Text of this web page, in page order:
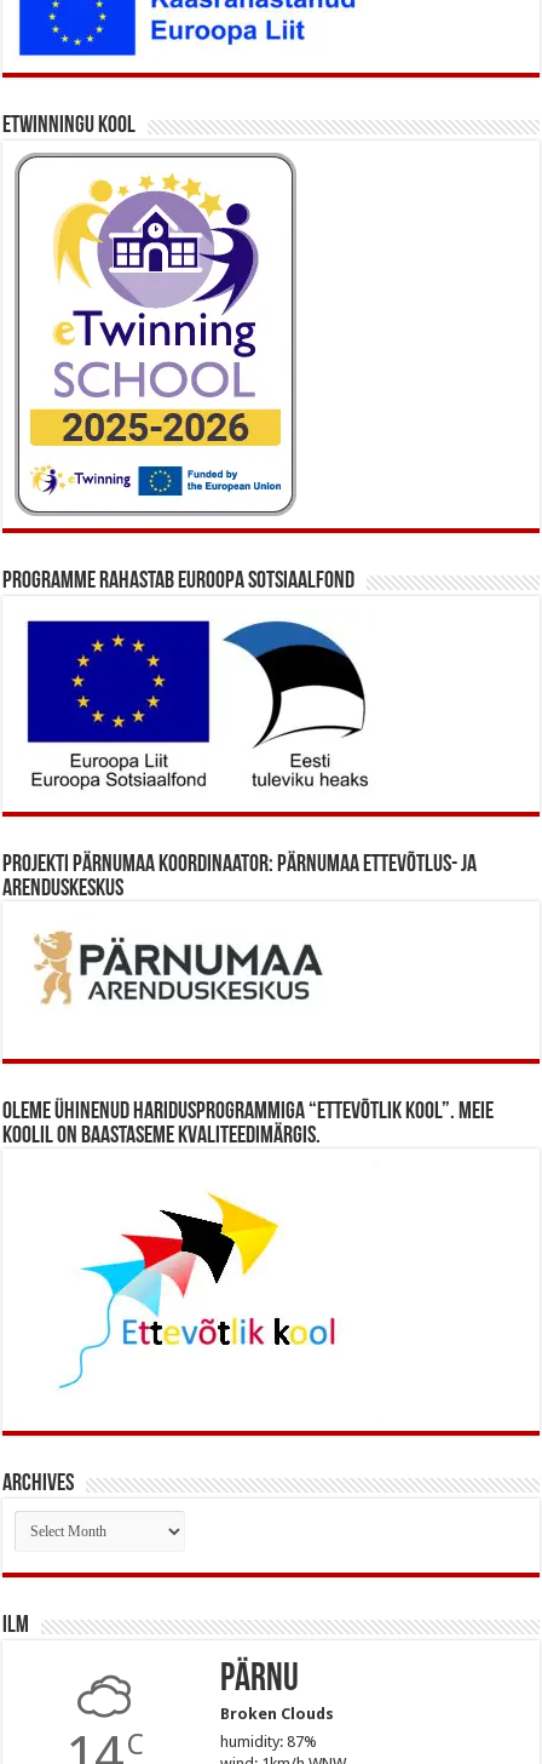
eTwinningu kool
Programme rahastab Euroopa Sotsiaalfond
Projekti Pärnumaa koordinaator: Pärnumaa Ettevõtlus- ja
Arenduskeskus
Oleme ühinenud haridusprogrammiga “Ettevõtlik Kool”. Meie
koolil on baastaseme kvaliteedimärgis.
Archives
Archives
Ilm
C
Pärnu
Broken Clouds
humidity: 87%